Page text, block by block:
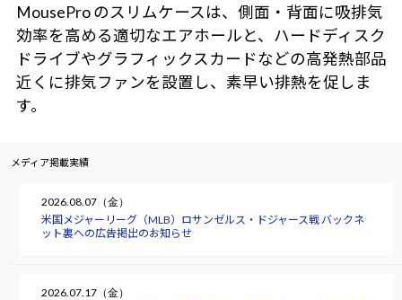
MousePro のスリムケースは、側面・背面に吸排気
効率を高める適切なエアホールと、ハードディスク
ドライブやグラフィックスカードなどの高発熱部品
近くに排気ファンを設置し、素早い排熱を促しま
す。
メディア掲載実績
2026.08.07（金）
米国メジャーリーグ（MLB）ロサンゼルス・ドジャース戦 バックネ
ット裏への広告掲出のお知らせ
2026.07.17（金）